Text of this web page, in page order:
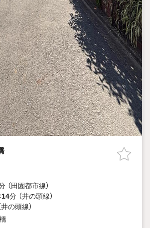
（田園都市線）
14分 （井の頭線）
井の頭線）